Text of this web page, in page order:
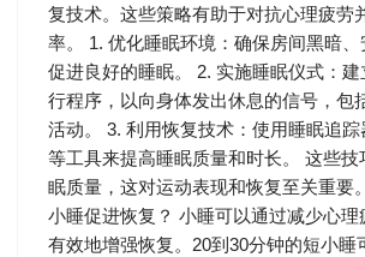
复技术。这些策略有助于对抗心理疲劳
率。 1. 优化睡眠环境：确保房间黑暗、
促进良好的睡眠。 2. 实施睡眠仪式：
行程序，以向身体发出休息的信号，包
活动。 3. 利用恢复技术：使用睡眠追
等工具来提高睡眠质量和时长。 这些
眠质量，这对运动表现和恢复至关重要
小睡促进恢复？ 小睡可以通过减少心
有效地增强恢复。20到30分钟的短小睡